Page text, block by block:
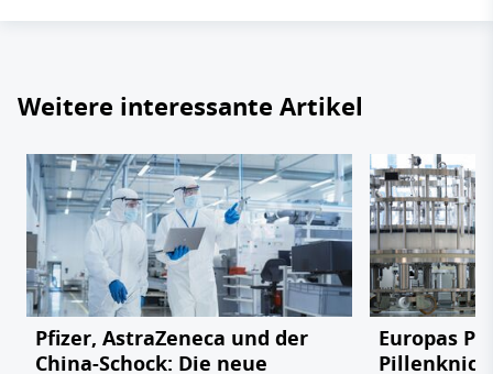
Weitere interessante Artikel
Pfizer, AstraZeneca und der
China-Schock: Die neue
Europas